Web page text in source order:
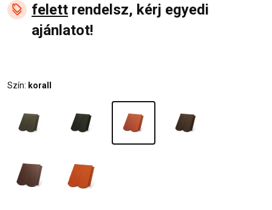
felett rendelsz, kérj egyedi
ajánlatot!
Szín: korall